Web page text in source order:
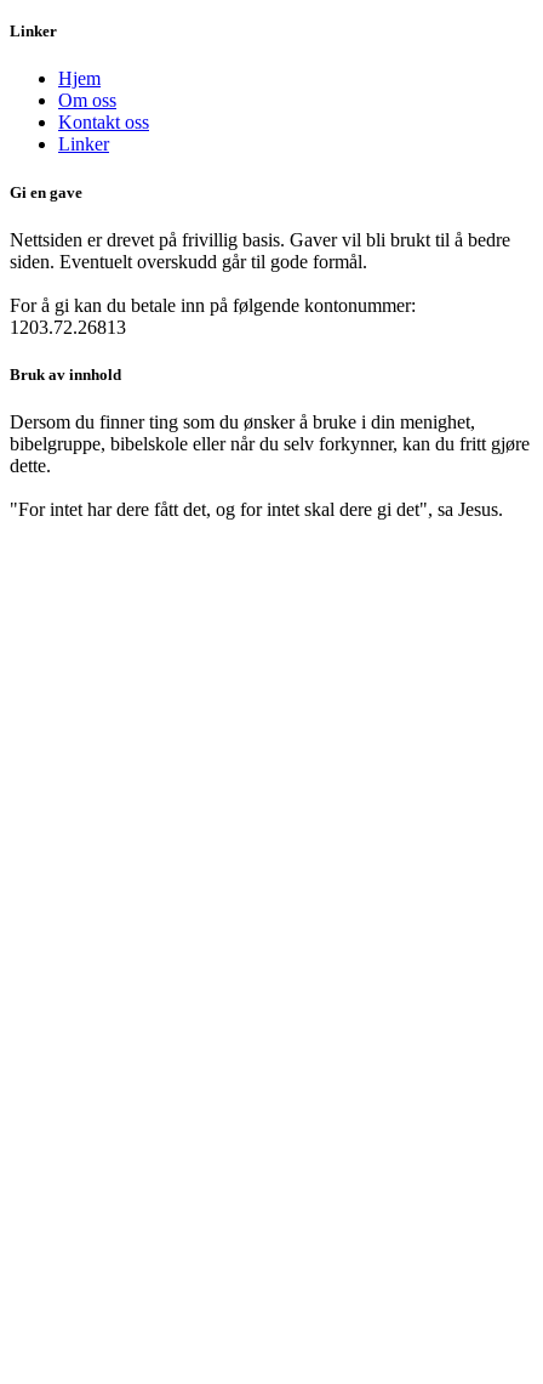
Linker
Hjem
Om oss
Kontakt oss
Linker
Gi en gave
Nettsiden er drevet på frivillig basis. Gaver vil bli brukt til å bedre
siden. Eventuelt overskudd går til gode formål.
For å gi kan du betale inn på følgende kontonummer:
1203.72.26813
Bruk av innhold
Dersom du finner ting som du ønsker å bruke i din menighet,
bibelgruppe, bibelskole eller når du selv forkynner, kan du fritt gjøre
dette.
"For intet har dere fått det, og for intet skal dere gi det", sa Jesus.